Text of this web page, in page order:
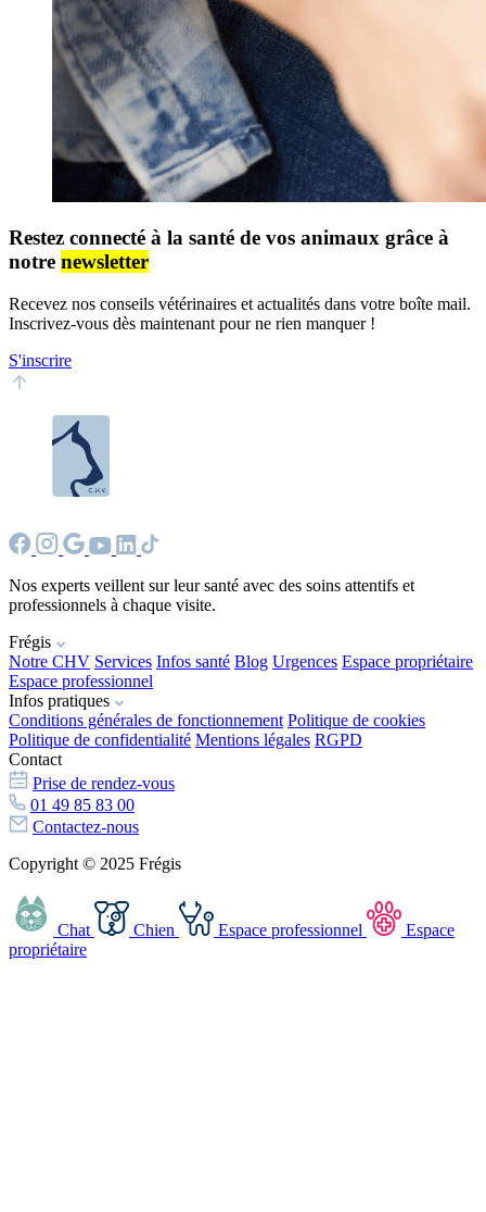
Restez connecté à la santé de vos animaux grâce à
notre newsletter
Recevez nos conseils vétérinaires et actualités dans votre boîte mail.
Inscrivez-vous dès maintenant pour ne rien manquer !
S'inscrire
Nos experts veillent sur leur santé avec des soins attentifs et
professionnels à chaque visite.
Frégis
Notre CHV Services Infos santé Blog Urgences Espace propriétaire
Espace professionnel
Infos pratiques
Conditions générales de fonctionnement Politique de cookies
Politique de confidentialité Mentions légales RGPD
Contact
Prise de rendez-vous
01 49 85 83 00
Contactez-nous
Copyright © 2025 Frégis
Chat Chien Espace professionnel
Espace
propriétaire